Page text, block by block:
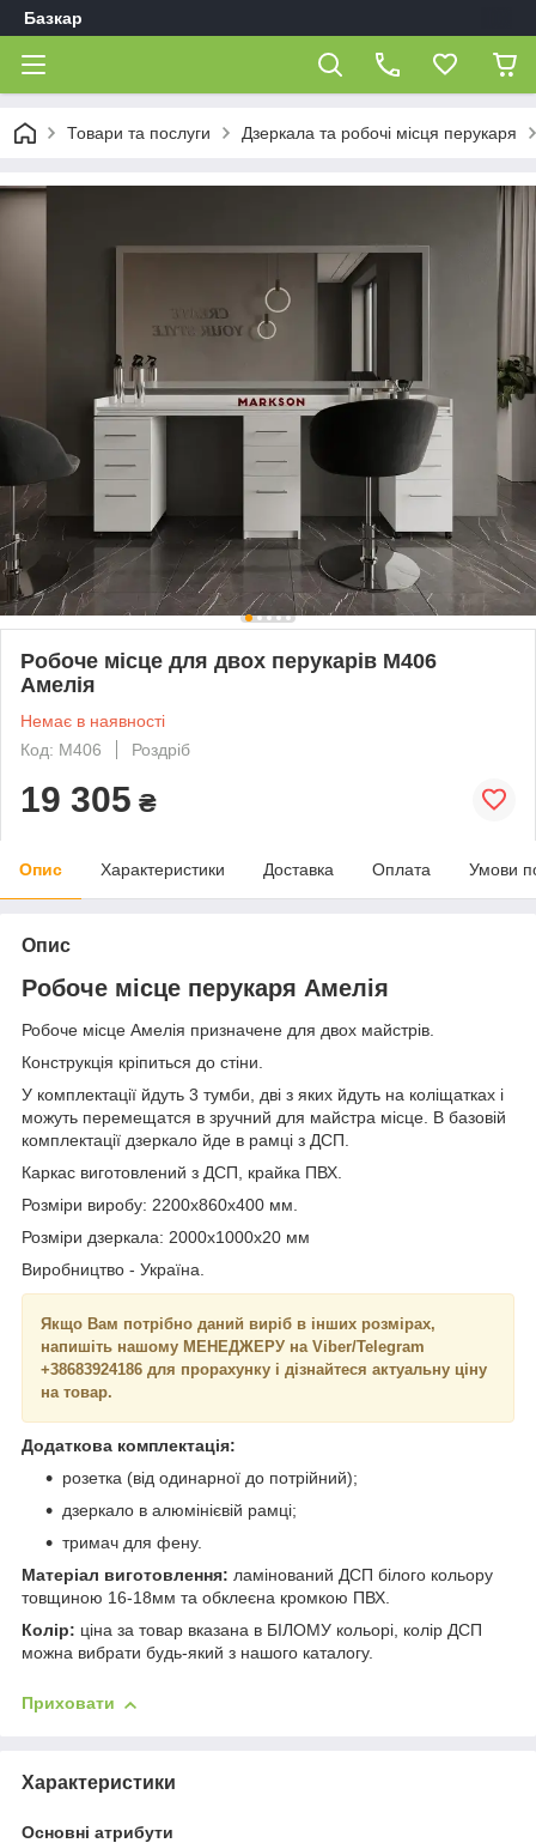
Базкар
Товари та послуги Дзеркала та робочі місця перукаря
Робоче місце для двох перукарів M406
Амелія
Немає в наявності
Код: M406
Роздріб
19 305 ₴
Опис Характеристики Доставка Оплата Умови
Опис
Робоче місце перукаря Амелія
Робоче місце Амелія призначене для двох майстрів.
Конструкція кріпиться до стіни.
У комплектації йдуть 3 тумби, дві з яких йдуть на коліщатках і
можуть перемещатся в зручний для майстра місце. В базовій
комплектації дзеркало йде в рамці з ДСП.
Каркас виготовлений з ДСП, крайка ПВХ.
Розміри виробу: 2200х860х400 мм.
Розміри дзеркала: 2000х1000х20 мм
Виробництво - Україна.
Якщо Вам потрібно даний виріб в інших розмірах,
напишіть нашому МЕНЕДЖЕРУ на Viber/Telegram
+38683924186 для прорахунку і дізнайтеся актуальну ціну
на товар.
Додаткова комплектація:
розетка (від одинарної до потрійний);
дзеркало в алюмінієвій рамці;
тримач для фену.
Матеріал виготовлення: ламінований ДСП білого кольору
товщиною 16-18мм та обклеєна кромкою ПВХ.
Колір: ціна за товар вказана в БІЛОМУ кольорі, колір ДСП
можна вибрати будь-який з нашого каталогу.
Приховати
Характеристики
Основні атрибути